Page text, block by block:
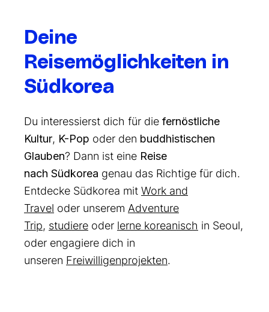
Deine
Reisemöglichkeiten in
Südkorea
Du interessierst dich für die fernöstliche
Kultur, K-Pop oder den buddhistischen
Glauben? Dann ist eine Reise
nach Südkorea genau das Richtige für dich.
Entdecke Südkorea mit Work and
Travel oder unserem Adventure
Trip, studiere oder lerne koreanisch in Seoul,
oder engagiere dich in
unseren Freiwilligenprojekten.